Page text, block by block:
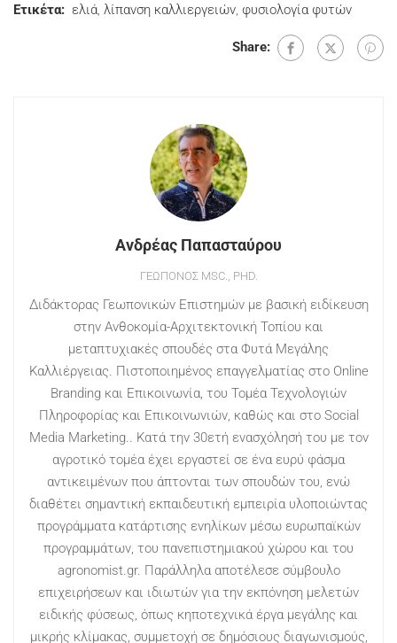
Ετικέτα: ελιά λίπανση καλλιεργειών φυσιολογία φυτών
Share:
Ανδρέας Παπασταύρου
ΓΕΩΠΌΝΟΣ MSC., PHD.
Διδάκτορας Γεωπονικών Επιστημών με βασική ειδίκευση
στην Ανθοκομία-Αρχιτεκτονική Τοπίου και
μεταπτυχιακές σπουδές στα Φυτά Μεγάλης
Καλλιέργειας. Πιστοποιημένος επαγγελματίας στο Online
Branding και Επικοινωνία, του Τομέα Τεχνολογιών
Πληροφορίας και Επικοινωνιών, καθώς και στο Social
Media Marketing.. Κατά την 30ετή ενασχόλησή του με τον
αγροτικό τομέα έχει εργαστεί σε ένα ευρύ φάσμα
αντικειμένων που άπτονται των σπουδών του, ενώ
διαθέτει σημαντική εκπαιδευτική εμπειρία υλοποιώντας
προγράμματα κατάρτισης ενηλίκων μέσω ευρωπαϊκών
προγραμμάτων, του πανεπιστημιακού χώρου και του
agronomist.gr. Παράλληλα αποτέλεσε σύμβουλο
επιχειρήσεων και ιδιωτών για την εκπόνηση μελετών
ειδικής φύσεως, όπως κηποτεχνικά έργα μεγάλης και
μικρής κλίμακας, συμμετοχή σε δημόσιους διαγωνισμούς,